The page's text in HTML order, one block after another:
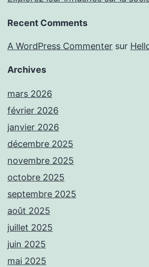
Recent Comments
A WordPress Commenter sur
Archives
mars 2026
février 2026
janvier 2026
décembre 2025
novembre 2025
octobre 2025
septembre 2025
août 2025
juillet 2025
juin 2025
mai 2025